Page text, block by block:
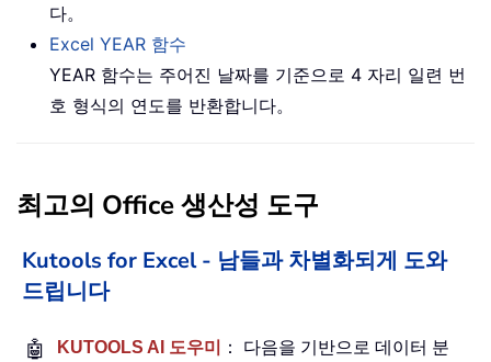
다。
Excel YEAR 함수
YEAR 함수는 주어진 날짜를 기준으로 4 자리 일련 번
호 형식의 연도를 반환합니다。
최고의 Office 생산성 도구
Kutools for Excel - 남들과 차별화되게 도와
드립니다
🤖 KUTOOLS AI 도우미
： 다음을 기반으로 데이터 분